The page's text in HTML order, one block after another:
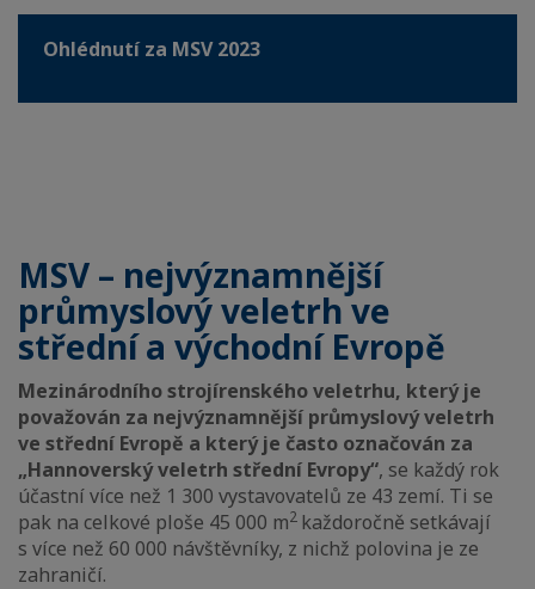
Ohlédnutí za MSV 2023
MSV – nejvýznamnější
průmyslový veletrh ve
střední a východní Evropě
Mezinárodního strojírenského veletrhu, který je
považován za nejvýznamnější průmyslový veletrh
ve střední Evropě a který je často označován za
„Hannoverský veletrh střední Evropy“, se každý rok
účastní více než 1 300 vystavovatelů ze 43 zemí. Ti se
pak na celkové ploše 45 000 m2 každoročně setkávají
s více než 60 000 návštěvníky, z nichž polovina je ze
zahraničí.